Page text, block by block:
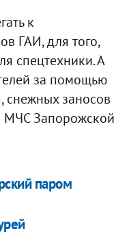
к
ГАИ, для того,
спецтехники. А
за помощью
снежных заносов
МЧС Запорожской
паром